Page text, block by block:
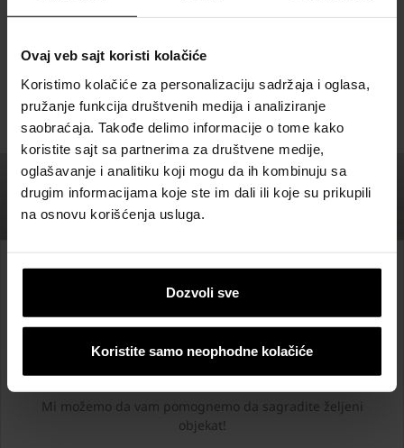
Ovaj veb sajt koristi kolačiće
Koristimo kolačiće za personalizaciju sadržaja i oglasa,
pružanje funkcija društvenih medija i analiziranje
saobraćaja. Takođe delimo informacije o tome kako
koristite sajt sa partnerima za društvene medije,
oglašavanje i analitiku koji mogu da ih kombinuju sa
drugim informacijama koje ste im dali ili koje su prikupili
na osnovu korišćenja usluga.
Dozvoli sve
Koristite samo neophodne kolačiće
Od ideje do realizacije
Wienerberger tehnička
podrška
Mi možemo da vam pomognemo da sagradite željeni
objekat!